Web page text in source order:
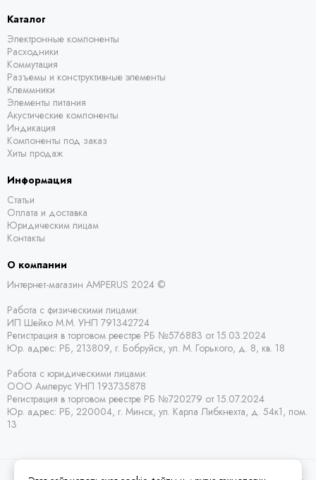
Каталог
Электронные компоненты
Расходники
Коммутация
Разъемы и конструктивные элементы
Клеммники
Элементы питания
Акустические компоненты
Индикация
Компоненты под заказ
Хиты продаж
Информация
Статьи
Оплата и доставка
Юридическим лицам
Контакты
О компании
Интернет-магазин AMPERUS 2024 ©
Работа с физическими лицами:
ИП Шейко М.М. УНП 791342724
Регистрация в торговом реестре РБ №576883 от 15.03.2024
Юр. адрес: РБ, 213809, г. Бобруйск, ул. М. Горького, д. 8, кв. 18
Работа с юридическими лицами:
ООО Амперус УНП 193735878
Регистрация в торговом реестре РБ №720279 от 15.07.2024
Юр. адрес: РБ, 220004, г. Минск, ул. Карла Либкнехта, д. 54к1, пом.
13